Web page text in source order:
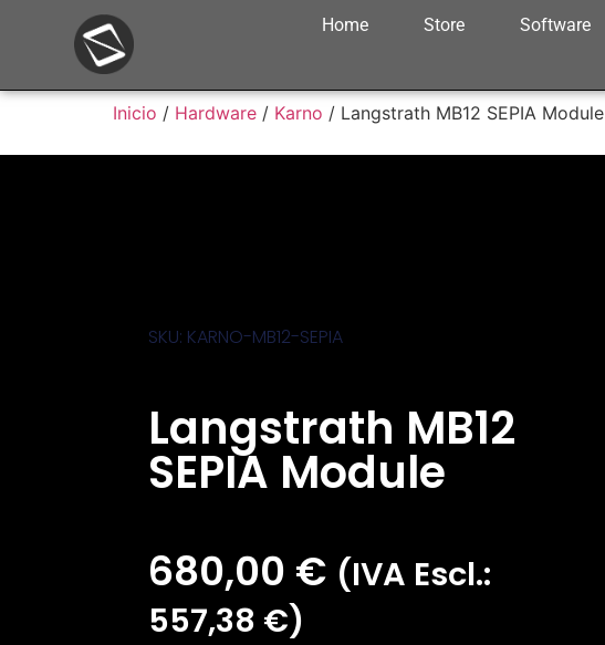
Home Store Software
Inicio / Hardware / Karno / Langstrath MB12 SEPIA Module
SKU: KARNO-MB12-SEPIA
Langstrath MB12
SEPIA Module
680,00 € (IVA Escl.:
557,38 €)